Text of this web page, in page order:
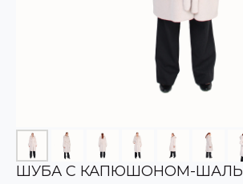
ШУБА С КАПЮШОНОМ-ШАЛЬ